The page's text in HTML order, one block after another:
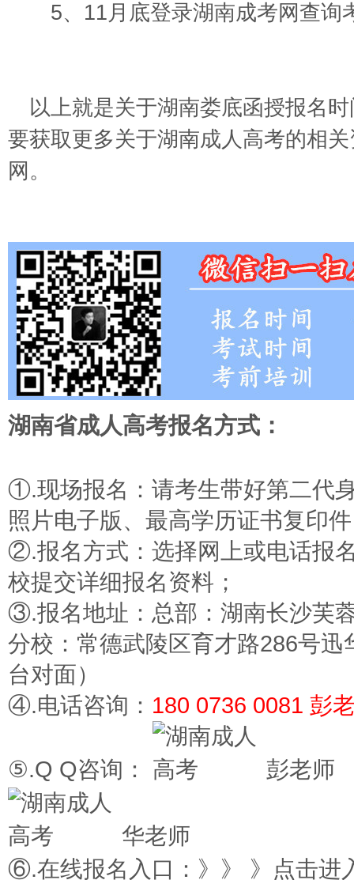
5、11月底登录湖南成考网 查询
以上就是关于湖南娄底函授报名时
要获取更多关于湖南成人高考的相
网。
湖南省成人高考报名方式：
①.现场报名：请考生带好第二代
照片电子版、最高学历证书复印
②.报名方式：选择网上或电话报
校提交详细报名资料；
③.报名地址：总部：湖南长沙芙
分校：常德武陵区育才路286号迅
台对面）
④.电话咨询： 180 0736 0081 彭
⑤.Q Q咨询： 彭老师
华老师
⑥.在线报名入口：》》 》点击进